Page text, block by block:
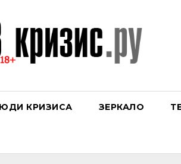
КРИЗИСА ЗЕРКАЛО